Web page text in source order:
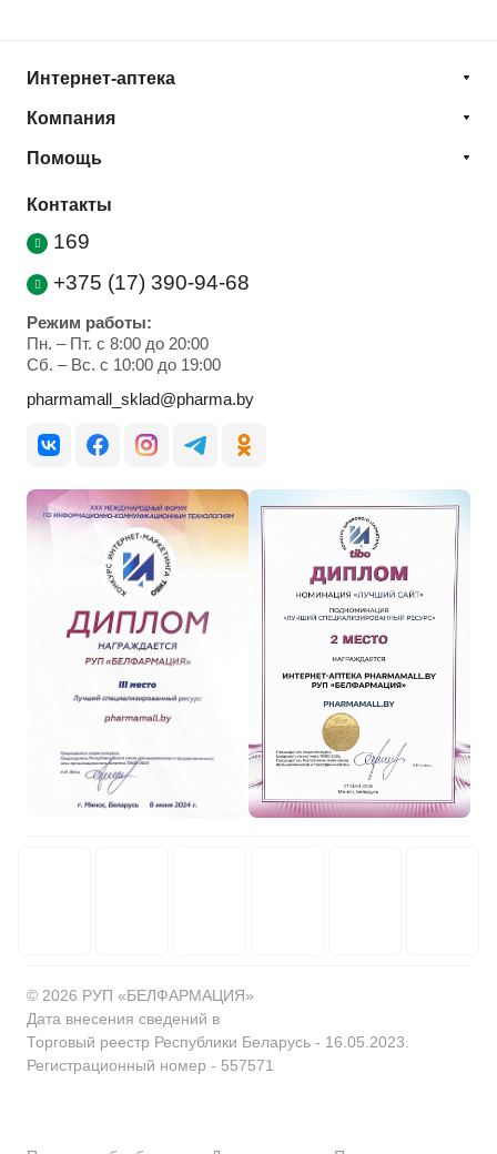
Интернет-аптека
Компания
Помощь
Контакты
169
+375 (17) 390-94-68
Режим работы:
Пн. – Пт. с 8:00 до 20:00
Cб. – Вс. с 10:00 до 19:00
pharmamall_sklad@pharma.by
© 2026 РУП «БЕЛФАРМАЦИЯ»
Дата внесения сведений в
Торговый реестр Республики Беларусь - 16.05.2023.
Регистрационный номер - 557571